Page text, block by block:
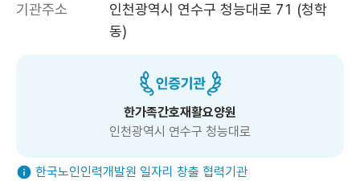
기관주소
인천광역시 연수구 청능대로 71 (청학
동)
한가족간호재활요양원
인천광역시 연수구 청능대로
한국노인인력개발원 일자리 창출 협력기관